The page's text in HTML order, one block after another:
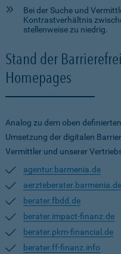
Bei der Suche und
Kontrastverhältnis
stellenweise zu niedrig.
Stand der
Homepages
Analog zu dem oben
Umsetzung der digitalen
Vermittler und unserer
agentur.barmenia.de
aerzteberater.barmenia.de
berater.fbdd.de
berater.impact-finanz.de
berater.pkm-financial.de
berater.ff-finanz.info